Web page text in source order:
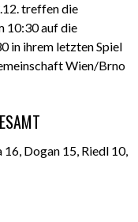
treffen die
10:30 auf die
in ihrem letzten Spiel
Wien/Brno
Dogan 15, Riedl 10,